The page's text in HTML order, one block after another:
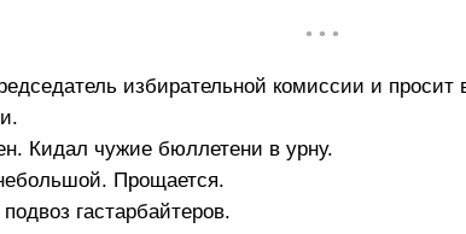
• • •
избирательной комиссии и просит
Кидал чужие бюллетени в урну.
Прощается.
гастарбайтеров.